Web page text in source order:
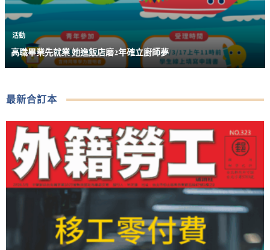
活動
高職畢業先就業 她進飯店磨2年確立廚師夢
最新合訂本